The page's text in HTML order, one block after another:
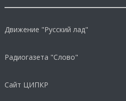
Движение "Русский лад"
Радиогазета "Слово"
Сайт ЦИПКР